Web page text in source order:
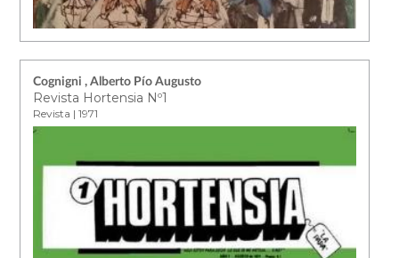
Cognigni , Alberto Pío Augusto
Revista Hortensia Nº1
Revista | 1971